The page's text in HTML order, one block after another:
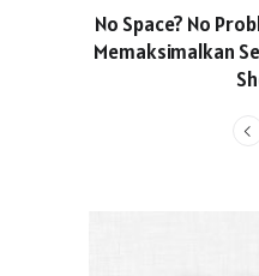
No Space? No
Memaksimalkan